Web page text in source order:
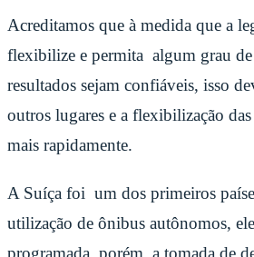
Acreditamos que à medida que a
flexibilize e permita algum grau
resultados sejam confiáveis, isso
outros lugares e a flexibilização
mais rapidamente.
A Suíça foi um dos primeiros
utilização de ônibus autônomos,
programada, porém, a tomada de